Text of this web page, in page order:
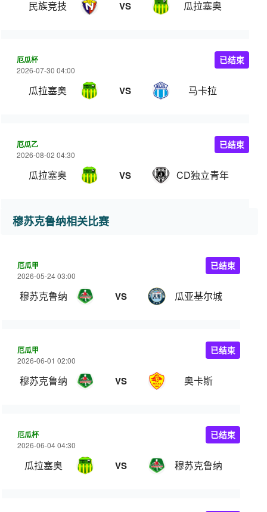
民族竞技 VS 瓜拉塞奥
厄瓜杯
2026-07-30 04:00
瓜拉塞奥 VS 马卡拉
已结束
厄瓜乙
2026-08-02 04:30
瓜拉塞奥 VS CD独立青年
已结束
穆苏克鲁纳相关比赛
厄瓜甲
2026-05-24 03:00
穆苏克鲁纳 VS 瓜亚基尔城
已结束
厄瓜甲
2026-06-01 02:00
穆苏克鲁纳 VS 奥卡斯
已结束
厄瓜杯
2026-06-04 04:30
瓜拉塞奥 VS 穆苏克鲁纳
已结束